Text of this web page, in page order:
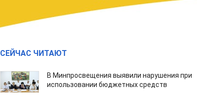
СЕЙЧАС ЧИТАЮТ
В Минпросвещения выявили нарушения при
использовании бюджетных средств